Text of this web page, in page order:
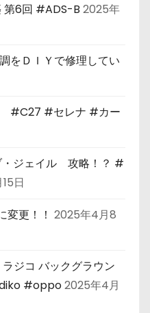
第6回 #ADS-B 2025年
をＤＩＹで修理してい
#C27 #セレナ #カー
・ジェイル 攻略！？ #
日
変更！！ 2025年4月8
ジコ バックグラウン
#oppo2025年4月